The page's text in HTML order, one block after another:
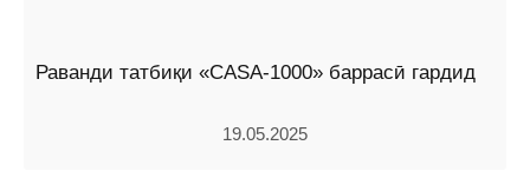
Раванди татбиқи «CASA-1000» баррасӣ гардид
19.05.2025